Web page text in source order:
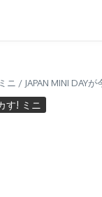
ニ / JAPAN MINI DAY
す! ミニ